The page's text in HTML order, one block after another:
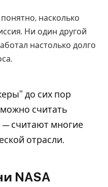
насколько
Ни один другой
настолько долго
до сих пор
считать
считают многие
отрасли.
NASA